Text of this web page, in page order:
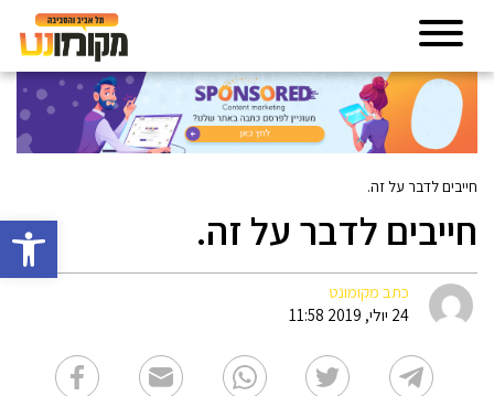
פתח
חייבים לדבר על זה.
חייבים לדבר על זה.
כתב מקומונט
24 יולי, 2019 11:58